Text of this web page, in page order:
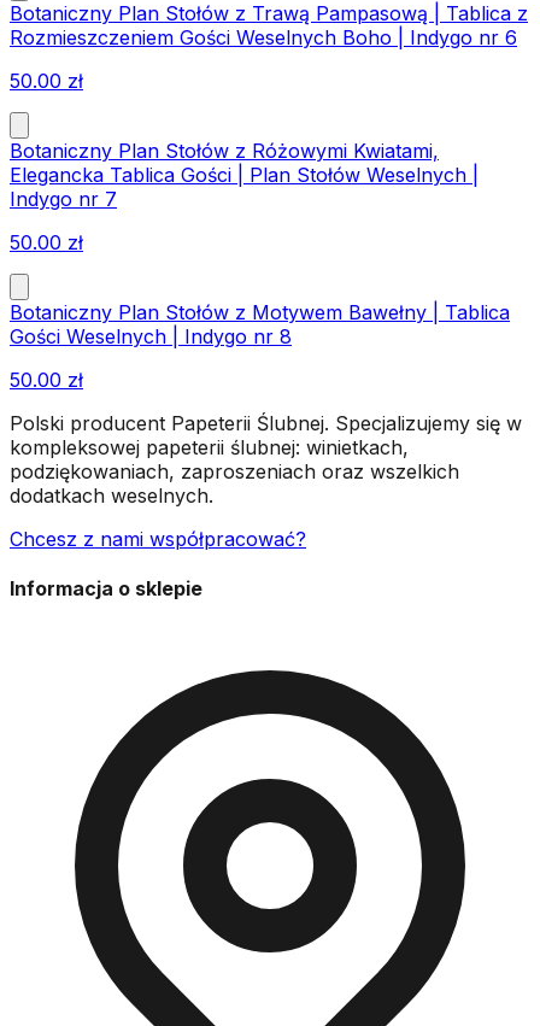
Botaniczny Plan Stołów z Trawą Pampasową | Tablica z
Rozmieszczeniem Gości Weselnych Boho | Indygo nr 6
50.00 zł
Botaniczny Plan Stołów z Różowymi Kwiatami,
Elegancka Tablica Gości | Plan Stołów Weselnych |
Indygo nr 7
50.00 zł
Botaniczny Plan Stołów z Motywem Bawełny | Tablica
Gości Weselnych | Indygo nr 8
50.00 zł
Polski producent Papeterii Ślubnej. Specjalizujemy się w
kompleksowej papeterii ślubnej: winietkach,
podziękowaniach, zaproszeniach oraz wszelkich
dodatkach weselnych.
Chcesz z nami współpracować?
Informacja o sklepie